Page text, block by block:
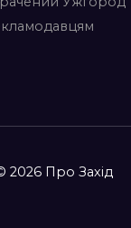
2026 Про Захід